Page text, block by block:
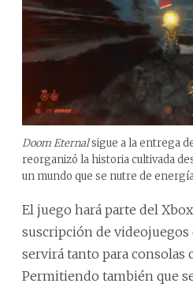
Doom Eternalsigue a la entrega
reorganizó la historia cultivada
un mundo que se nutre de
El juego hará parte del Xbox
suscripción de videojuegos
servirá tanto para consolas
Permitiendo también que